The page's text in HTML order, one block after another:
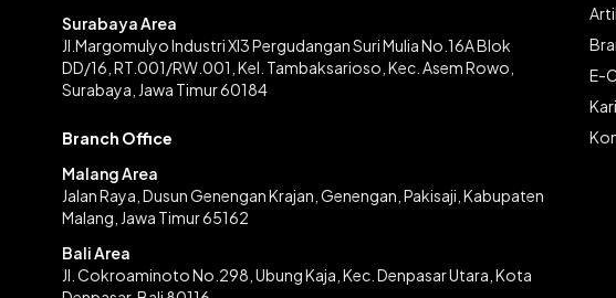
Surabaya Area
Jl.Margomulyo Industri XI3 Pergudangan Suri Mulia No.16A Blok
DD/16, RT.001/RW.001, Kel. Tambaksarioso, Kec. Asem Rowo,
Surabaya, Jawa Timur 60184
Branch Office
Malang Area
Jalan Raya, Dusun Genengan Krajan, Genengan, Pakisaji, Kabupaten
Malang, Jawa Timur 65162
Bali Area
Jl. Cokroaminoto No.298, Ubung Kaja, Kec. Denpasar Utara, Kota
E-